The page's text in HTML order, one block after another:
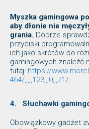
Myszka gamingowa
aby dłonie nie
grania. Dobrze
przyciski
ich jako skrótów do
gamingowych znaleźć
tutaj: https://
464/,,,,,123,,,0,,,,/1/.
4. Słuchawki
Obowiązkowy gadżet